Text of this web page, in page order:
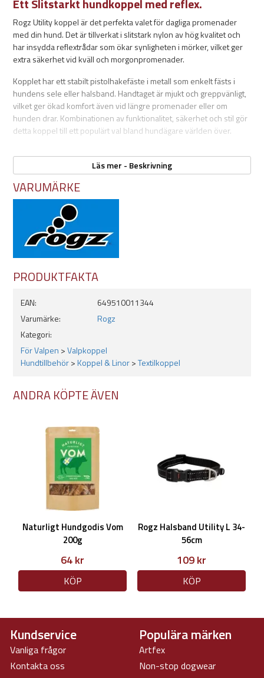
Ett Slitstarkt hundkoppel med reflex.
Rogz Utility koppel är det perfekta valet för dagliga promenader
med din hund. Det är tillverkat i slitstark nylon av hög kvalitet och
har insydda reflextrådar som ökar synligheten i mörker, vilket ger
extra säkerhet vid kväll och morgonpromenader.
Kopplet har ett stabilt pistolhakefäste i metall som enkelt fästs i
hundens sele eller halsband. Handtaget är mjukt och greppvänligt,
vilket ger ökad komfort även vid längre promenader eller om
hunden drar. Kombinationen av funktionalitet, säkerhet och stil gör
detta koppel till ett populärt val bland hundägare världen över.
Egenskaper:
- Längd: 180cm
- Bredd: 16mm
Pistolhake
Slitstarkt koppel
Reflextrådar för ökad synlighet och säkerhet
Bekvämt handtag
Läs mer - Beskrivning
VARUMÄRKE
PRODUKTFAKTA
EAN:
649510011344
Varumärke:
Rogz
Kategori:
För Valpen >Valpkoppel
Hundtillbehör>Koppel & Linor>Textilkoppel
ANDRA KÖPTE ÄVEN
Naturligt Hundgodis Vom
200g
64 kr
KÖP
Rogz Halsband Utility L 34-
56cm
109 kr
KÖP
Kundservice
Vanliga frågor
Kontakta oss
Populära märken
Artfex
Non-stop dogwear